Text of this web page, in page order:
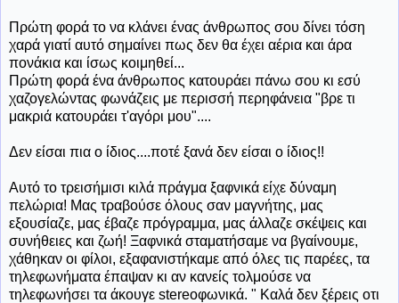
Πρώτη φορά το να κλάνει ένας άνθρωπος σου δίνει τόση
χαρά γιατί αυτό σημαίνει πως δεν θα έχει αέρια και άρα
πονάκια και ίσως κοιμηθεί...
Πρώτη φορά ένα άνθρωπος κατουράει πάνω σου κι εσύ
χαζογελώντας φωνάζεις με περισσή περηφάνεια "βρε τι
μακριά κατουράει τ'αγόρι μου"....
Δεν είσαι πια ο ίδιος....ποτέ ξανά δεν είσαι ο ίδιος!!
Αυτό το τρεισήμισι κιλά πράγμα ξαφνικά είχε δύναμη
πελώρια! Μας τραβούσε όλους σαν μαγνήτης, μας
εξουσίαζε, μας έβαζε πρόγραμμα, μας άλλαζε σκέψεις και
συνήθειες και ζωή! Ξαφνικά σταματήσαμε να βγαίνουμε,
χάθηκαν οι φίλοι, εξαφανιστήκαμε από όλες τις παρέες, τα
τηλεφωνήματα έπαψαν κι αν κανείς τολμούσε να
τηλεφωνήσει τα άκουγε stereoφωνικά. " Καλά δεν ξέρεις οτι